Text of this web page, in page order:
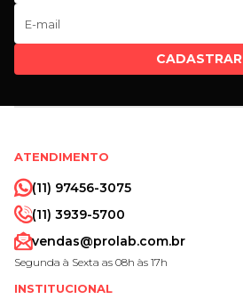
CADASTRAR
ATENDIMENTO
(11) 97456-3075
(11) 3939-5700
vendas@prolab.com.br
Segunda à Sexta as 08h às 17h
INSTITUCIONAL